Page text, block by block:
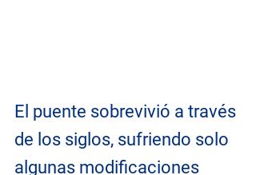
El puente sobrevivió a través
de los siglos, sufriendo solo
algunas modificaciones